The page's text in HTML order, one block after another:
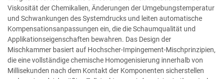
Viskosität der Chemikalien, Änderungen der Umgebungstemperatur
und Schwankungen des Systemdrucks und leiten automatische
Kompensationsanpassungen ein, die die Schaumqualität und
Applikationseigenschaften bewahren. Das Design der
Mischkammer basiert auf Hochscher-Impingement-Mischprinzipien,
die eine vollständige chemische Homogenisierung innerhalb von
Millisekunden nach dem Kontakt der Komponenten sicherstellen